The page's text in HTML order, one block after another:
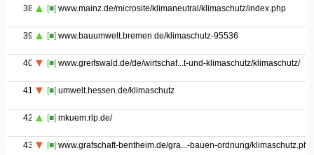
38 [■] www.mainz.de/microsite/klimaneutral/klimaschutz/index.php
39 [■] www.bauumwelt.bremen.de/klimaschutz-95536
40 [■] www.greifswald.de/de/wirtschaf...t-und-klimaschutz/klimaschutz/
41 [■] umwelt.hessen.de/klimaschutz
42 [■] mkuem.rlp.de/
43 [■] www.grafschaft-bentheim.de/gra...-bauen-ordnung/klimaschutz.php